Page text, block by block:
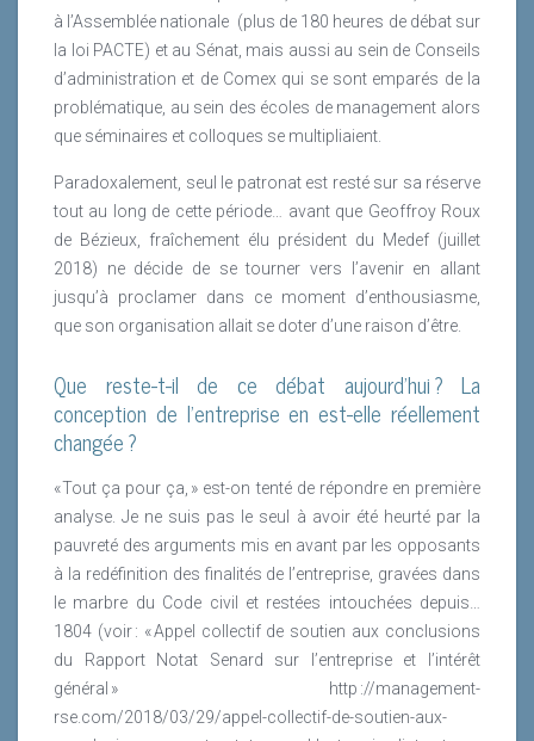
De près de 5 à 10 % du CA en B2C.
Victor Waknine quant à lui développe une approche
qui réconcilie performance économique, engagement
des hommes, et qualité sociale son indice IBET
mesure la qualité de vie au travail.
Les investissements à impact social initiés par les
grandes entreprises tel que DANONE et l’OREAL,
témoignent de l’importance de la politique RSE dans
l’appréciation des parties prenantes d’une entreprise
et donc de la marque. Ces exemples s’il en était besoin
démontrent bien qu’aujourd’hui, création de valeurs,
La prise en compte de la RSE en tant que création de
valeur est également soulignée par le rôle croissant
que jouent les agences de notations dans la prise en
compte des facteurs RSE. La transposition de la
directive européenne N° 2014 /95 UE par l’ordonnance
du 19 juillet souligne s’il en était besoin que
l’appréciation d’une performance d’une entreprise ne
se limite pas à l’appréciation des états financiers
stricto sensu. La certification par le commissaire aux
comptes des éléments contenus dans le reporting
extra financier souligne s’il en était nécessaire le
caractère stratégique des démarches RSE menées
à l’Assemblée nationale (plus de 180 heures de débat sur
la loi PACTE) et au Sénat, mais aussi au sein de Conseils
d’administration et de Comex qui se sont emparés de la
problématique, au sein des écoles de management alors
que séminaires et colloques se multipliaient.
Paradoxalement, seul le patronat est resté sur sa réserve
tout au long de cette période… avant que Geoffroy Roux
de Bézieux, fraîchement élu président du Medef (juillet
2018) ne décide de se tourner vers l’avenir en allant
jusqu’à proclamer dans ce moment d’enthousiasme,
que son organisation allait se doter d’une raison d’être.
Que reste-t-il de ce débat aujourd’hui ? La
conception de l’entreprise en est-elle réellement
changée ?
« Tout ça pour ça, » est-on tenté de répondre en première
analyse. Je ne suis pas le seul à avoir été heurté par la
pauvreté des arguments mis en avant par les opposants
à la redéfinition des finalités de l’entreprise, gravées dans
le marbre du Code civil et restées intouchées depuis…
1804 (voir : « Appel collectif de soutien aux conclusions
du Rapport Notat Senard sur l’entreprise et l’intérêt
général » http ://management-
rse.com/2018/03/29/appel-collectif-de-soutien-aux-